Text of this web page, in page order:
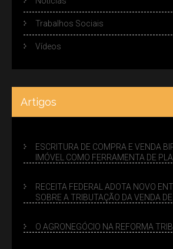
Trabalhos Sociais
Vídeos
Artigos
ESCRITURA DE COMPRA E VENDA
IMÓVEL COMO FERRAMENTA DE
RECEITA FEDERAL ADOTA NOVO
SOBRE A TRIBUTAÇÃO DA VENDA
O AGRONEGÓCIO NA REFORMA